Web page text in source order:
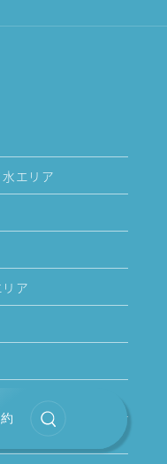
エリア
ア